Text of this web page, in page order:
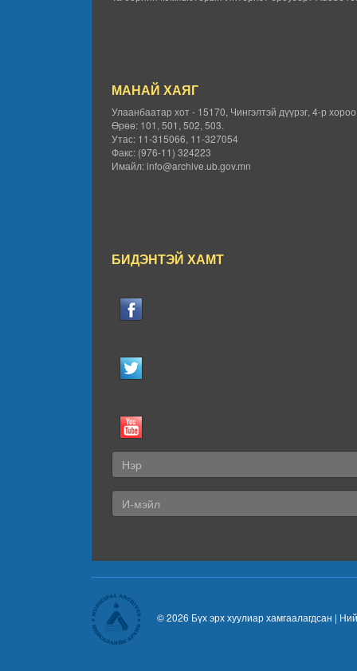
МАНАЙ ХАЯГ
Улаанбаатар хот - 15170, Чингэлтэй дүүрэг, 4-р
Өрөө: 101, 501, 502, 503.
Утас: 11-315066, 11-327054
Факс: (976-11) 324223
Имайл: info@archive.ub.gov.mn
БИДЭНТЭЙ ХАМТ
© 2026 Бүх эрх хуулиар хамгаалагдсан |